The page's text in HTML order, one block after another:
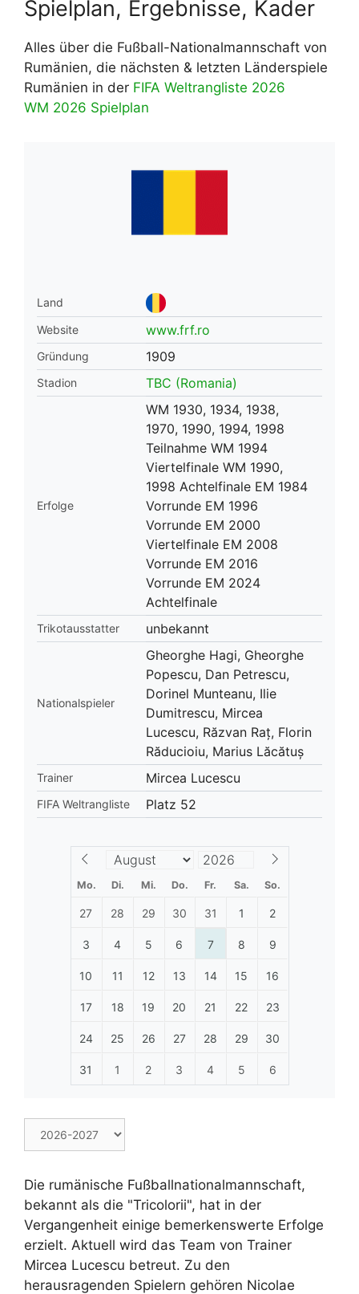
Spielplan, Ergebnisse, Kader
Alles über die Fußball-Nationalmannschaft von
Rumänien, die nächsten & letzten Länderspiele
Rumänien in der FIFA Weltrangliste 2026
WM 2026 Spielplan
Land
Website
www.frf.ro
Gründung 1909
Stadion TBC (Romania)
Erfolge
WM 1930, 1934, 1938,
1970, 1990, 1994, 1998
Teilnahme WM 1994
Viertelfinale WM 1990,
1998 Achtelfinale EM 1984
Vorrunde EM 1996
Vorrunde EM 2000
Viertelfinale EM 2008
Vorrunde EM 2016
Vorrunde EM 2024
Achtelfinale
Trikotausstatter unbekannt
Nationalspieler
Gheorghe Hagi, Gheorghe
Popescu, Dan Petrescu,
Dorinel Munteanu, Ilie
Dumitrescu, Mircea
Lucescu, Răzvan Raț, Florin
Răducioiu, Marius Lăcătuș
Trainer Mircea Lucescu
FIFA Weltrangliste Platz 52
Mo. Di. Mi. Do. Fr. Sa. So.
27 28 29 30 31 1 2
3 4 5 6 7 8 9
10 11 12 13 14 15 16
17 18 19 20 21 22 23
24 25 26 27 28 29 30
31 1 2 3 4 5 6
Die rumänische Fußballnationalmannschaft,
bekannt als die "Tricolorii", hat in der
Vergangenheit einige bemerkenswerte Erfolge
erzielt. Aktuell wird das Team von Trainer
Mircea Lucescu betreut. Zu den
herausragenden Spielern gehören Nicolae